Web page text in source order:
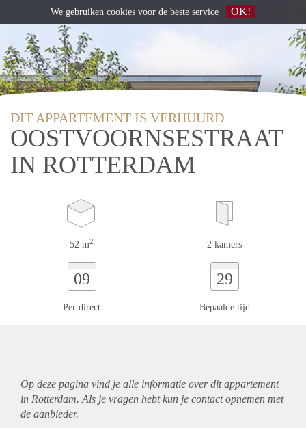
DIT APPARTEMENT IS VERHUURD
OOSTVOORNSESTRAAT
IN ROTTERDAM
52 m2 2 kamers
09
Per direct
29
Bepaalde tijd
Op deze pagina vind je alle informatie over ditappartement
in Rotterdam. Als je vragen hebt kun je contact opnemen met
de aanbieder.
We gebruiken cookies voor de beste service OK!